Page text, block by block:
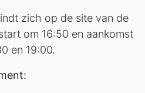
zich op de site van de
om 16:50 en aankomst
en 19:00.